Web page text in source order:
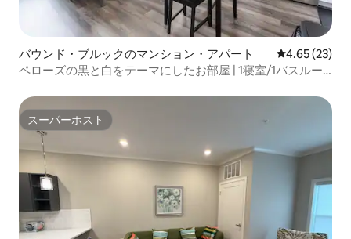
バウンド・ブルックのマンション・アパート レビュー23
4.65 (23)
ペローズの黒と白をテーマにしたお部屋 | 1寝室/1バスルー
スーパーホスト
スーパーホスト